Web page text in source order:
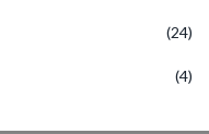
(24)
(4)